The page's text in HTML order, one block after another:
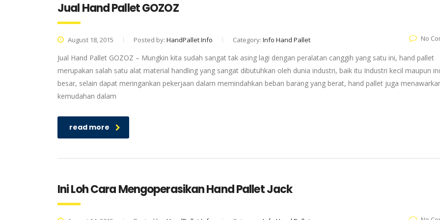
Jual Hand Pallet GOZOZ
August 18, 2015 Posted by: HandPallet Info Category: Info Hand Pallet No
Jual Hand Pallet GOZOZ – Mungkin kita sudah sangat tak asing lagi dengan peralatan canggih yang satu ini, hand pallet
merupakan salah satu alat material handling yang sangat dibutuhkan oleh dunia industri, baik itu Industri kecil maupun
besar, selain dapat meringankan pekerjaan dalam memindahkan beban barang yang berat, hand pallet juga
kemudahan dalam
read more
Ini Loh Cara Mengoperasikan Hand Pallet Jack